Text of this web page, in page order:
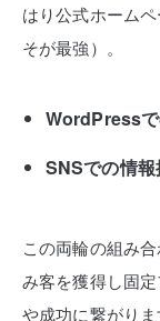
はり公式ホーム
そが最強）。
WordPress
SNSでの情報
この両輪の組み
み客を獲得し固定
や成功に繋がりま